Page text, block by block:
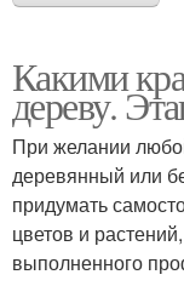
Какими
дереву.
При желании
деревянный или
придумать
цветов и
выполненного